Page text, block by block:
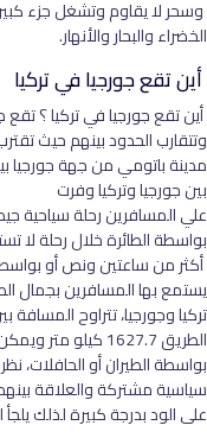
وسحر لا يقاوم وتشغل جزء
الخضراء والبحار والأنهار.
أين تقع جورجيا في تركيا
أين تقع جورجيا في تركيا ؟
وتتقارب الحدود بينهم حيث
مدينة باتومي من جهة جورجيا
بين جورجيا وتركيا وفرت
علي المسافرين رحلة سياحية
بواسطة الطائرة خلال رحلة لا
أكثر من ساعتين ونص أو
يستمع بها المسافرين بجمال
الطريق 1627.7 كيلو متر ويمكن السفر بينهم
بواسطة الطيران أو
سياسية مشتركة والعلاقة
على الود بدرجة كبيرة لذلك يلجأ